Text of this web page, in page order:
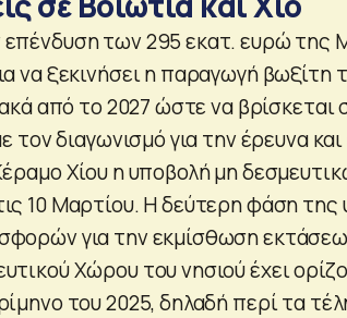
των 295 εκατ. ευρώ της
να ξεκινήσει η παραγωγή βωξίτη
από το 2027 ώστε να βρίσκεται
τον διαγωνισμό για την έρευνα
Χίου η υποβολή μη
10 Μαρτίου. Η δεύτερη φάση της
για την εκμίσθωση
Χώρου του νησιού έχει
του 2025, δηλαδή περί τα